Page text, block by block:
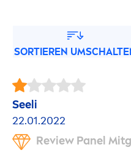
SORTIEREN
Seeli
22.01.2022
Review Panel